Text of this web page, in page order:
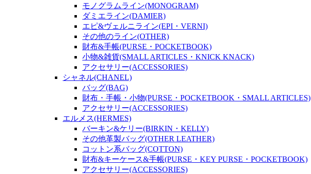
モノグラムライン(MONOGRAM)
ダミエライン(DAMIER)
エピ&ヴェルニライン(EPI・VERNI)
その他のライン(OTHER)
財布&手帳(PURSE・POCKETBOOK)
小物&雑貨(SMALL ARTICLES・KNICK KNACK)
アクセサリー(ACCESSORIES)
シャネル(CHANEL)
バッグ(BAG)
財布・手帳・小物(PURSE・POCKETBOOK・SMALL ARTICLES)
アクセサリー(ACCESSORIES)
エルメス(HERMES)
バーキン&ケリー(BIRKIN・KELLY)
その他革製バッグ(OTHER LEATHER)
コットン系バッグ(COTTON)
財布&キーケース&手帳(PURSE・KEY PURSE・POCKETBOOK)
アクセサリー(ACCESSORIES)